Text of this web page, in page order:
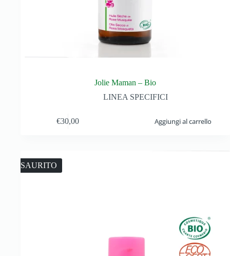
Jolie Maman – Bio
LINEA SPECIFICI
€30,00 Aggiungi al carrello
ESAURITO